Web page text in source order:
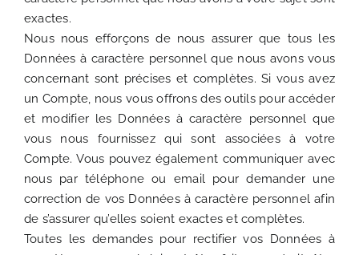
exactes.
Nous nous efforçons de nous assurer que tous les
Données à caractère personnel que nous avons vous
concernant sont précises et complètes. Si vous avez
un Compte, nous vous offrons des outils pour accéder
et modifier les Données à caractère personnel que
vous nous fournissez qui sont associées à votre
Compte. Vous pouvez également communiquer avec
nous par téléphone ou email pour demander une
correction de vos Données à caractère personnel afin
de s’assurer qu’elles soient exactes et complètes.
Toutes les demandes pour rectifier vos Données à